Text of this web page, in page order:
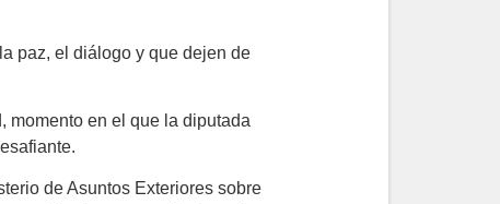
paz, el diálogo y que dejen de
momento en el que la diputada
de Asuntos Exteriores sobre